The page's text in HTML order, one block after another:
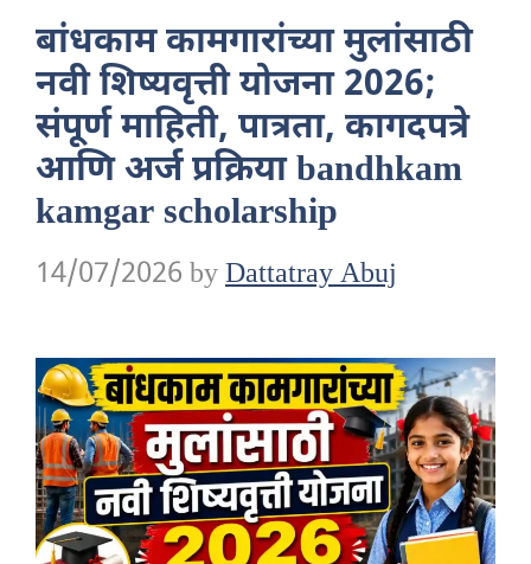
बांधकाम कामगारांच्या मुलांसाठी
नवी शिष्यवृत्ती योजना 2026;
संपूर्ण माहिती, पात्रता, कागदपत्रे
आणि अर्ज प्रक्रिया bandhkam
kamgar scholarship
14/07/2026 byDattatray Abuj